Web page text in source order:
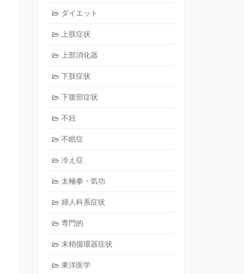
ダイエット
上肢症状
上部消化器
下肢症状
下腹部症状
不妊
不眠症
冷え症
太極拳・気功
婦人科系症状
専門的
末梢循環器症状
東洋医学